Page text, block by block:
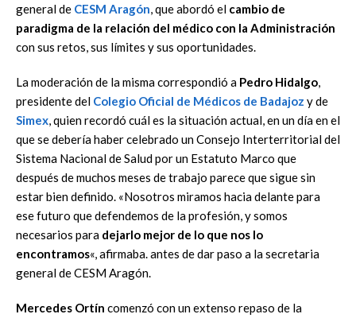
general de CESM Aragón, que abordó el cambio de
paradigma de la relación del médico con la Administración
con sus retos, sus límites y sus oportunidades.
La moderación de la misma correspondió a Pedro Hidalgo,
presidente del Colegio Oficial de Médicos de Badajoz y de
Simex, quien recordó cuál es la situación actual, en un día en el
que se debería haber celebrado un Consejo Interterritorial del
Sistema Nacional de Salud por un Estatuto Marco que
después de muchos meses de trabajo parece que sigue sin
estar bien definido. «Nosotros miramos hacia delante para
ese futuro que defendemos de la profesión, y somos
necesarios para dejarlo mejor de lo que nos lo
encontramos«, afirmaba. antes de dar paso a la secretaria
general de CESM Aragón.
Mercedes Ortín comenzó con un extenso repaso de la